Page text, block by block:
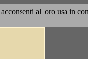
al loro usa in